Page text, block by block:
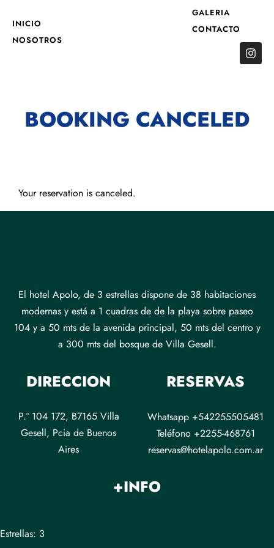
INICIO
NOSOTROS
GALERIA
CONTACTO
BOOKING CANCELED
Your reservation is canceled.
El hotel Apolo, de 3 estrellas dispone de 38 habitaciones
modernas y está a 1 cuadras de de la playa sobre paseo
104 y a 50 mts de la avenida principal, 50 mts del centro y
a 300 mts del bosque de Villa Gesell.
DIRECCION
P.º 104 172, B7165 Villa
Gesell, Pcia de Buenos
Aires
RESERVAS
Whatsapp +542255505481
Teléfono +2255-468761
reservas@hotelapolo.com.ar
+INFO
Estrellas: 3